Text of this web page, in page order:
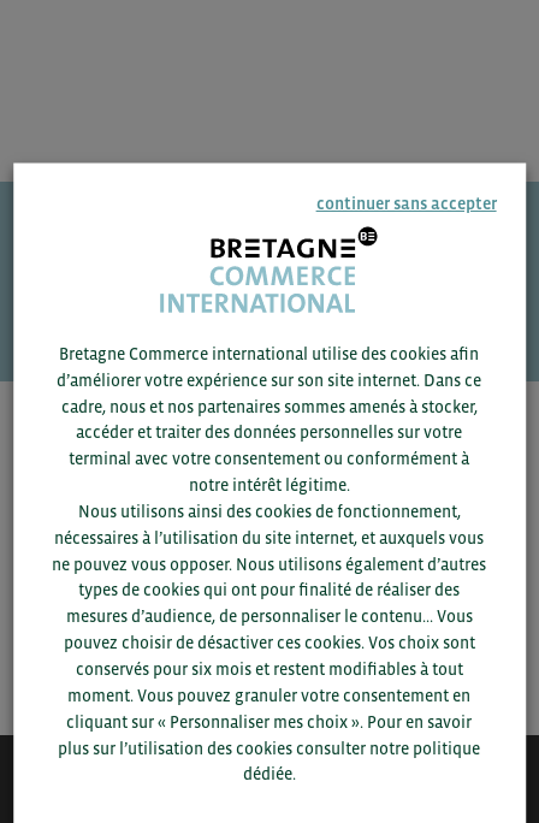
Une question ?
VOS CONTACTS
Pour voir les contacts, merci de renseigner votre
département et votre secteurou connectez-vous.
SAUVEGARDER
continuer sans accepter
Bretagne Commerce international utilise des cookies afin
d’améliorer votre expérience sur son site internet. Dans ce
cadre, nous et nos partenaires sommes amenés à stocker,
accéder et traiter des données personnelles sur votre
terminal avec votre consentement ou conformément à
notre intérêt légitime.
Nous utilisons ainsi des cookies de fonctionnement,
nécessaires à l’utilisation du site internet, et auxquels vous
ne pouvez vous opposer. Nous utilisons également d’autres
types de cookies qui ont pour finalité de réaliser des
mesures d’audience, de personnaliser le contenu... Vous
pouvez choisir de désactiver ces cookies. Vos choix sont
conservés pour six mois et restent modifiables à tout
moment. Vous pouvez granuler votre consentement en
cliquant sur « Personnaliser mes choix ». Pour en savoir
plus sur l’utilisation des cookies consulter notre politique
dédiée.